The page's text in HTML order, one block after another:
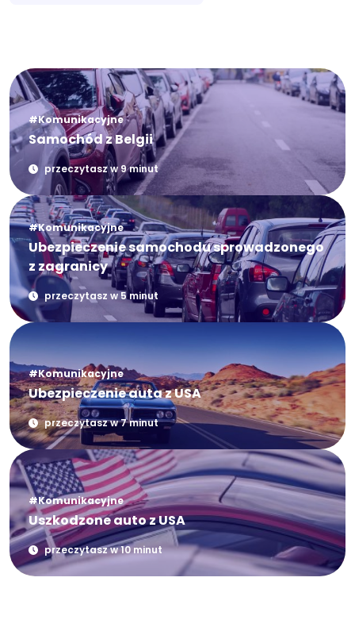
#Komunikacyjne
Samochód z Belgii
przeczytasz w 9 minut
#Komunikacyjne
Ubezpieczenie samochodu sprowadzonego
z zagranicy
przeczytasz w 5 minut
#Komunikacyjne
Ubezpieczenie auta z USA
przeczytasz w 7 minut
#Komunikacyjne
Uszkodzone auto z USA
przeczytasz w 10 minut